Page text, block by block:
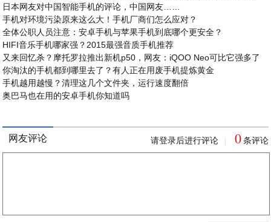
日本网友对中国智能手机的评论，中国网友……
手机对环境污染原来这么大！手机厂商们怎么应对？
全体公职人员注意：安卓手机与苹果手机到底哪个更安全？
HIFI音乐手机哪家强？2015最强音质手机推荐
又来回忆杀？摩托罗拉推出新机p50，网友：iQOO Neo可比它强多了
你淘汰的手机都到哪里去了？有人正在用废手机提炼黄金
手机越用越慢？清理这几个文件夹，运行速度翻倍
奥巴马也在用的安卓手机你知道吗
网友评论 请登录后进行评论 0 条评论